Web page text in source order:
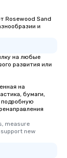
Rosewood Sand
и
на любые
развития или
на
бумаги,
подробную
measure
new